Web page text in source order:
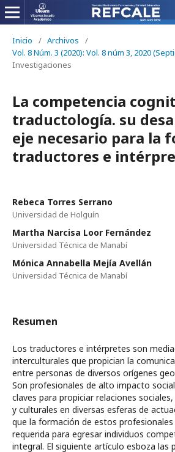
Inicio / Archivos
/
Vol. 8 Núm. 3 (2020): Vol. 8 núm 3, 2020
Investigaciones
La competencia
traductología. su
eje necesario para la
traductores e
Rebeca Torres Serrano
Universidad de Holguín
Martha Narcisa Loor Fernández
Universidad Técnica de Manabí
Mónica Annabella Mejía Avellán
Universidad Técnica de Manabí
Resumen
Los traductores e intérpretes son
interculturales que propician la
entre personas de diversos orígenes
Son profesionales de alto impacto
claves para propiciar relaciones
y culturales en diversas esferas de
que la formación de estos
requerida para egresar individuos
integral. El siguiente artículo esboza las